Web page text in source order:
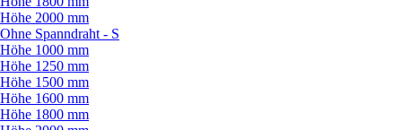
Höhe 2000 mm
Ohne Spanndraht - S
Höhe 1000 mm
Höhe 1250 mm
Höhe 1500 mm
Höhe 1600 mm
Höhe 1800 mm